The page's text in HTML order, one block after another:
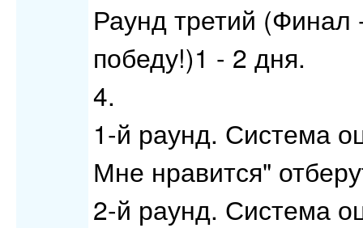
Раунд третий (Финал
победу!)1 - 2 дня.
4.
1-й раунд. Система
Мне нравится"
2-й раунд. Система